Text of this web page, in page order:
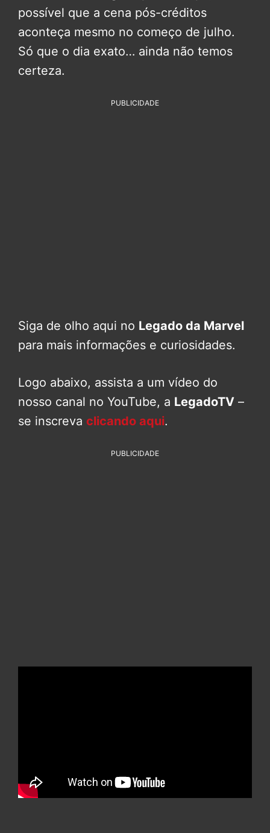
possível que a cena pós-créditos
aconteça mesmo no começo de julho.
Só que o dia exato… ainda não temos
certeza.
PUBLICIDADE
Siga de olho aqui no Legado da Marvel
para mais informações e curiosidades.
Logo abaixo, assista a um vídeo do
nosso canal no YouTube, a LegadoTV –
se inscreva clicando aqui.
PUBLICIDADE